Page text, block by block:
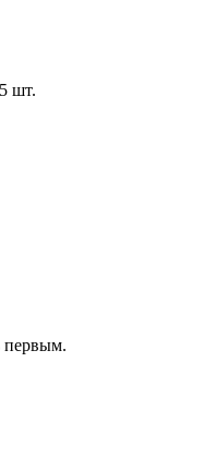
шт.
первым.